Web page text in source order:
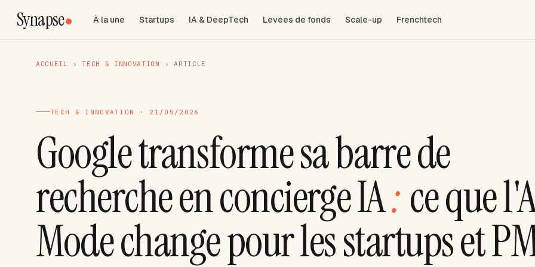
Synapse À la une Startups IA & DeepTech Levées de fonds Scale-up Frenchtech
ACCUEIL › TECH & INNOVATION › ARTICLE
TECH & INNOVATION · 21/05/2026
Google transforme sa barre de
recherche en concierge IA:ce que
Mode change pour les startups et